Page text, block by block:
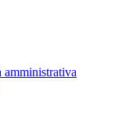
amministrativa